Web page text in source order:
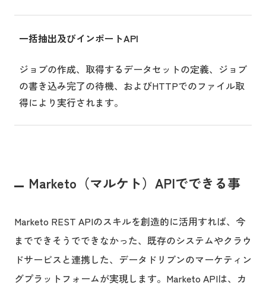
一括抽出及びインポートAPI
ジョブの作成、取得するデータセットの定義、ジョブ
の書き込み完了の待機、およびHTTPでのファイル取
得により実行されます。
Marketo（マルケト）APIでできる事
Marketo REST APIのスキルを創造的に活用すれば、今
までできそうでできなかった、既存のシステムやクラウ
ドサービスと連携した、データドリブンのマーケティン
グプラットフォームが実現します。Marketo APIは、カ